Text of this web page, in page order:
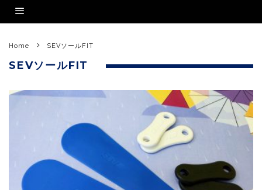
Home SEVソールFIT
SEVソールFIT